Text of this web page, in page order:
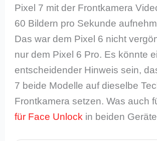
Pixel 7 mit der Frontkamera
60 Bildern pro Sekunde
Das war dem Pixel 6 nicht
nur dem Pixel 6 Pro. Es könnte
entscheidender Hinweis sein,
7 beide Modelle auf dieselbe
Frontkamera setzen. Was auch
für Face Unlock in beiden